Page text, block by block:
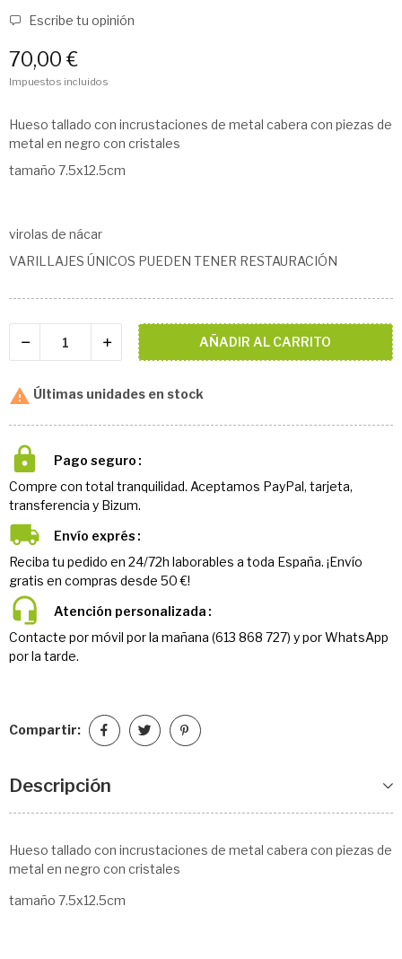
Escribe tu opinión
70,00 €
Impuestos incluidos
Hueso tallado con incrustaciones de metal cabera con piezas de
metal en negro con cristales
tamaño 7.5x12.5cm
virolas de nácar
VARILLAJES ÚNICOS PUEDEN TENER RESTAURACIÓN
AÑADIR AL CARRITO
 Últimas unidades en stock
Pago seguro
Compre con total tranquilidad. Aceptamos PayPal, tarjeta,
transferencia y Bizum.
Envío exprés
Reciba tu pedido en 24/72h laborables a toda España. ¡Envío
gratis en compras desde 50 €!
Atención personalizada
Contacte por móvil por la mañana (613 868 727) y por WhatsApp
por la tarde.
Compartir:
Descripción
Hueso tallado con incrustaciones de metal cabera con piezas de
metal en negro con cristales
tamaño 7.5x12.5cm